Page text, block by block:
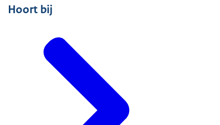
Hoort bij